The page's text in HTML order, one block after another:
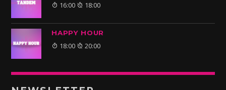
16:00 18:00
HAPPY HOUR
18:00 20:00